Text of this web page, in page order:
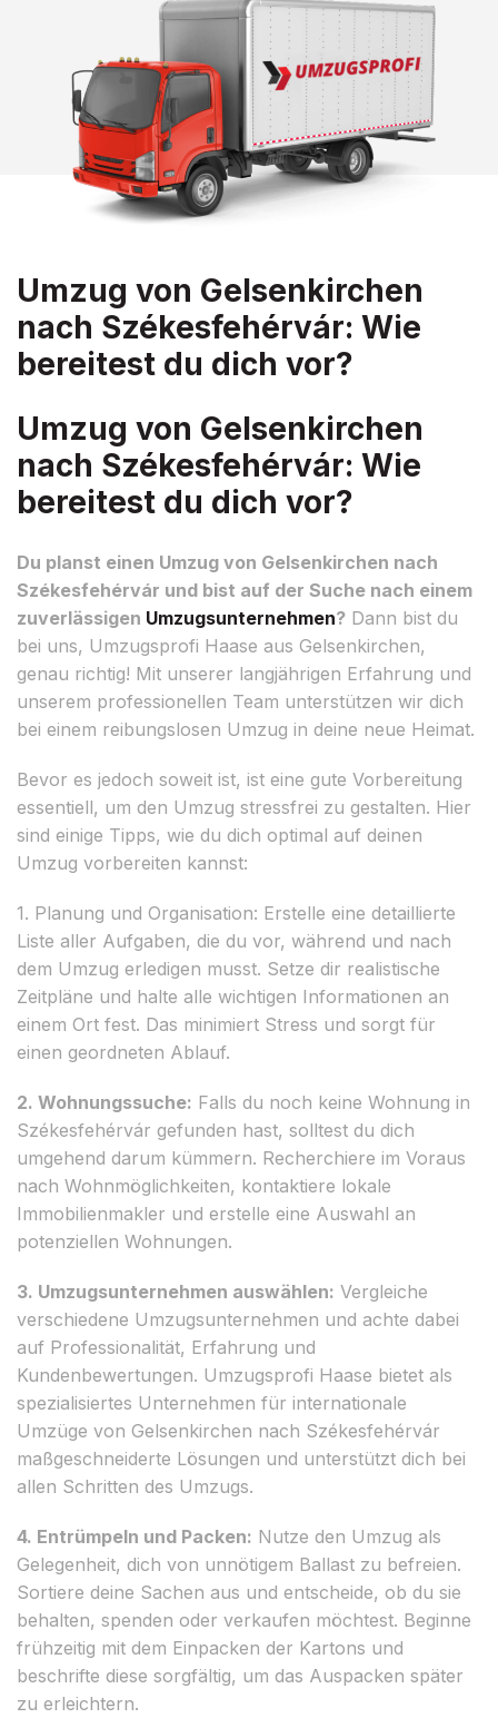
Umzug von Gelsenkirchen
nach Székesfehérvár: Wie
bereitest du dich vor?
Umzug von Gelsenkirchen
nach Székesfehérvár: Wie
bereitest du dich vor?
Du planst einen Umzug von Gelsenkirchen nach
Székesfehérvár und bist auf der Suche nach einem
zuverlässigen Umzugsunternehmen? Dann bist du
bei uns, Umzugsprofi Haase aus Gelsenkirchen,
genau richtig! Mit unserer langjährigen Erfahrung und
unserem professionellen Team unterstützen wir dich
bei einem reibungslosen Umzug in deine neue Heimat.
Bevor es jedoch soweit ist, ist eine gute Vorbereitung
essentiell, um den Umzug stressfrei zu gestalten. Hier
sind einige Tipps, wie du dich optimal auf deinen
Umzug vorbereiten kannst:
1. Planung und Organisation: Erstelle eine detaillierte
Liste aller Aufgaben, die du vor, während und nach
dem Umzug erledigen musst. Setze dir realistische
Zeitpläne und halte alle wichtigen Informationen an
einem Ort fest. Das minimiert Stress und sorgt für
einen geordneten Ablauf.
2. Wohnungssuche: Falls du noch keine Wohnung in
Székesfehérvár gefunden hast, solltest du dich
umgehend darum kümmern. Recherchiere im Voraus
nach Wohnmöglichkeiten, kontaktiere lokale
Immobilienmakler und erstelle eine Auswahl an
potenziellen Wohnungen.
3. Umzugsunternehmen auswählen: Vergleiche
verschiedene Umzugsunternehmen und achte dabei
auf Professionalität, Erfahrung und
Kundenbewertungen. Umzugsprofi Haase bietet als
spezialisiertes Unternehmen für internationale
Umzüge von Gelsenkirchen nach Székesfehérvár
maßgeschneiderte Lösungen und unterstützt dich bei
allen Schritten des Umzugs.
4. Entrümpeln und Packen: Nutze den Umzug als
Gelegenheit, dich von unnötigem Ballast zu befreien.
Sortiere deine Sachen aus und entscheide, ob du sie
behalten, spenden oder verkaufen möchtest. Beginne
frühzeitig mit dem Einpacken der Kartons und
beschrifte diese sorgfältig, um das Auspacken später
zu erleichtern.